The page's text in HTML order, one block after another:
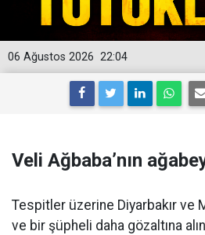
22:04
06 Ağustos 2026
Veli Ağbaba’nın
Tespitler üzerine Diyarbakır ve
ve bir şüpheli daha gözaltına